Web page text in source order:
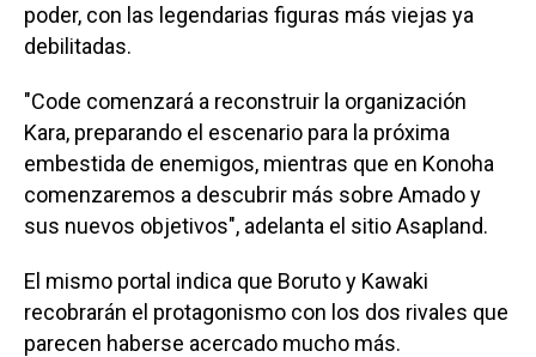
poder, con las legendarias figuras más viejas ya
debilitadas.
"Code comenzará a reconstruir la organización
Kara, preparando el escenario para la próxima
embestida de enemigos, mientras que en Konoha
comenzaremos a descubrir más sobre Amado y
sus nuevos objetivos", adelanta el sitio Asapland.
El mismo portal indica que Boruto y Kawaki
recobrarán el protagonismo con los dos rivales que
parecen haberse acercado mucho más.